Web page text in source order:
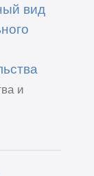
вид
и